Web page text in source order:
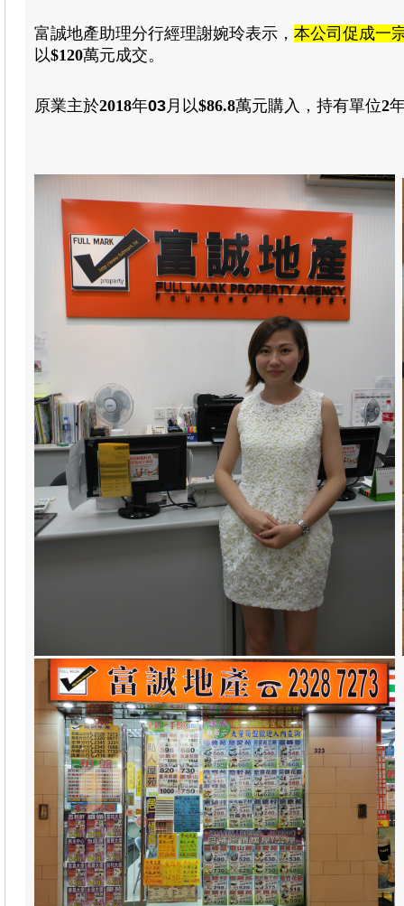
富誠地產助理分行經理謝婉玲表示 ， 本公司促成一
以$120萬元成交。
原業主於2018年03 月 以$86.8萬元購入 ， 持有單位2